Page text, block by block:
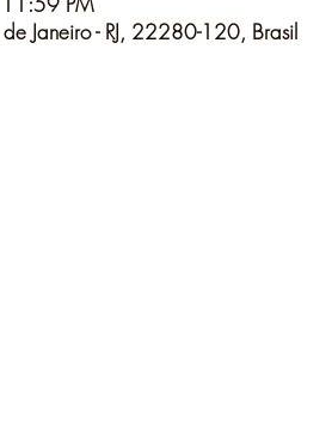
Janeiro - RJ, 22280-120, Brasil